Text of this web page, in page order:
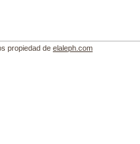
propiedad de elaleph.com